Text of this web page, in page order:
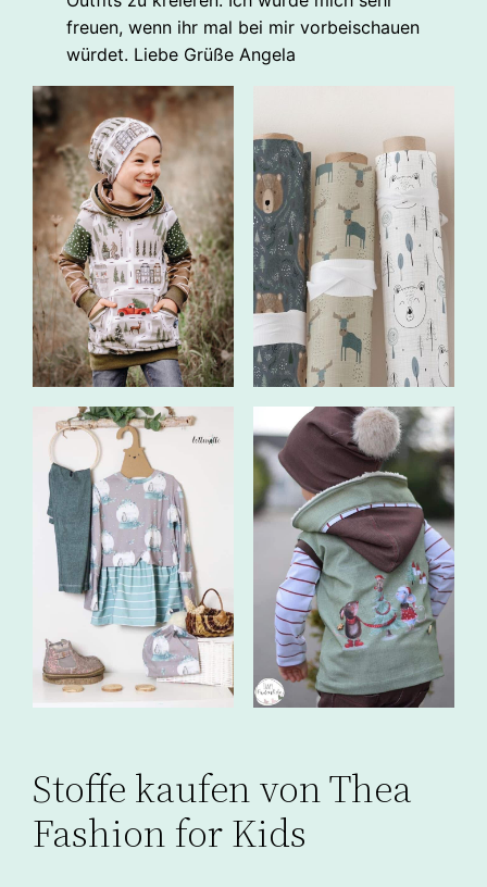
freuen, wenn ihr mal bei mir vorbeischauen
würdet. Liebe Grüße Angela
Stoffe kaufen von Thea
Fashion for Kids